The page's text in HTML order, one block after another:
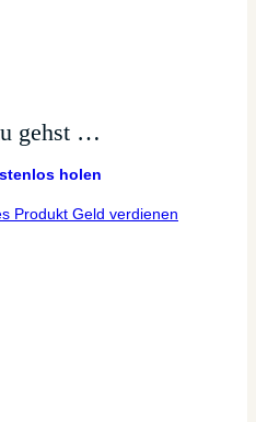
gehst …
holen